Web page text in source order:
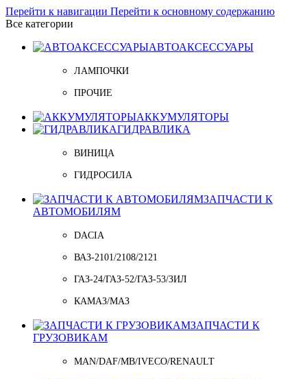
Перейти к навигации Перейти к основному содержанию
Все категории
АВТОАКСЕССУАРЫ
ЛАМПОЧКИ
ПРОЧИЕ
АККУМУЛЯТОРЫ
ГИДРАВЛИКА
ВИНИЦА
ГИДРОСИЛА
ЗАПЧАСТИ К
АВТОМОБИЛЯМ
DACIA
ВАЗ-2101/2108/2121
ГАЗ-24/ГАЗ-52/ГАЗ-53/ЗИЛ
КАМАЗ/МАЗ
ЗАПЧАСТИ К
ГРУЗОВИКАМ
MAN/DAF/MB/IVECO/RENAULT